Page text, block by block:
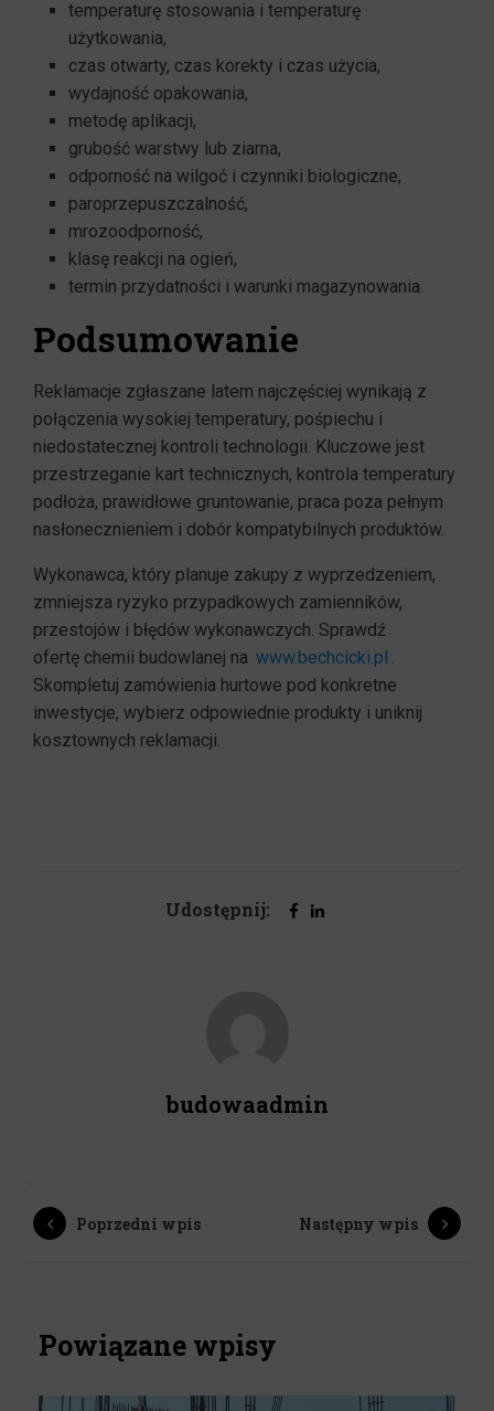
temperaturę stosowania i temperaturę
użytkowania,
czas otwarty, czas korekty i czas użycia,
wydajność opakowania,
metodę aplikacji,
grubość warstwy lub ziarna,
odporność na wilgoć i czynniki biologiczne,
paroprzepuszczalność,
mrozoodporność,
klasę reakcji na ogień,
termin przydatności i warunki magazynowania.
Podsumowanie
Reklamacje zgłaszane latem najczęściej wynikają z
połączenia wysokiej temperatury, pośpiechu i
niedostatecznej kontroli technologii. Kluczowe jest
przestrzeganie kart technicznych, kontrola temperatury
podłoża, prawidłowe gruntowanie, praca poza pełnym
nasłonecznieniem i dobór kompatybilnych produktów.
Wykonawca, który planuje zakupy z wyprzedzeniem,
zmniejsza ryzyko przypadkowych zamienników,
przestojów i błędów wykonawczych. Sprawdź
ofertę chemii budowlanej na www.bechcicki.pl .
Skompletuj zamówienia hurtowe pod konkretne
inwestycje, wybierz odpowiednie produkty i uniknij
kosztownych reklamacji.
Udostępnij:
budowaadmin
Poprzedni wpis Następny wpis
Powiązane wpisy